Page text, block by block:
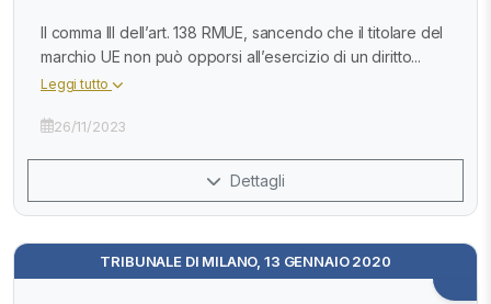
Il comma III dell’art. 138 RMUE, sancendo che il titolare del
marchio UE non può opporsi all’esercizio di un diritto...
Leggi tutto
26/11/2023
Dettagli
TRIBUNALE DI MILANO, 13 GENNAIO 2020